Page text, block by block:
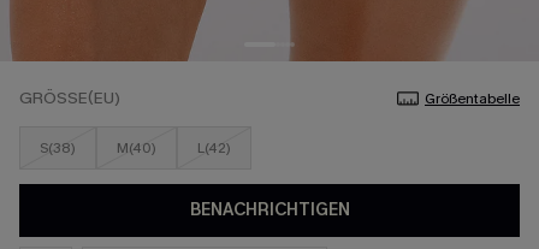
GRÖSSE(EU) Größentabelle
S(38) M(40) L(42)
BENACHRICHTIGEN